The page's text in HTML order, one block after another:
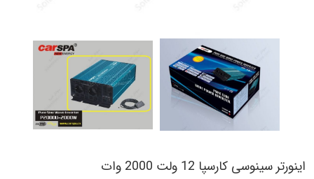
اینورتر سینوسی کارسپا 12 ولت 2000 وات